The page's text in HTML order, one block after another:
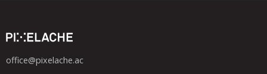
office@pixelache.ac